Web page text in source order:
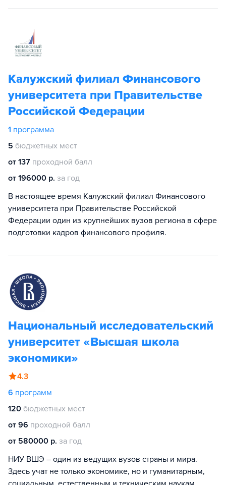
Калужский филиал Финансового
университета при Правительстве
Российской Федерации
1 программа
5 бюджетных мест
от 137 проходной балл
от 196000 р. за год
В настоящее время Калужский филиал Финансового
университета при Правительстве Российской
Федерации один из крупнейших вузов региона в сфере
подготовки кадров финансового профиля.
Национальный исследовательский
университет «Высшая школа
экономики»
4.3
6 программ
120 бюджетных мест
от 96 проходной балл
от 580000 р. за год
НИУ ВШЭ – один из ведущих вузов страны и мира.
Здесь учат не только экономике, но и гуманитарным,